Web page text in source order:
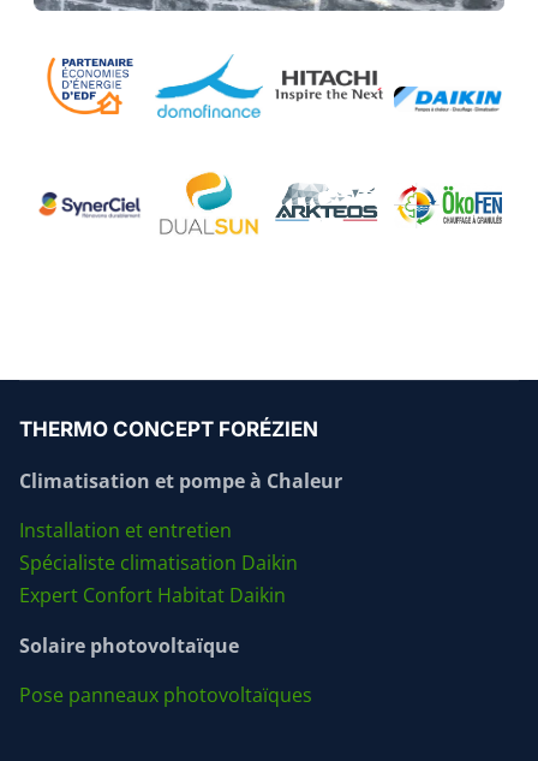
THERMO CONCEPT FORÉZIEN
Climatisation et pompe à Chaleur
Installation et entretien
Spécialiste climatisation Daikin
Expert Confort Habitat Daikin
Solaire photovoltaïque
Pose panneaux photovoltaïques